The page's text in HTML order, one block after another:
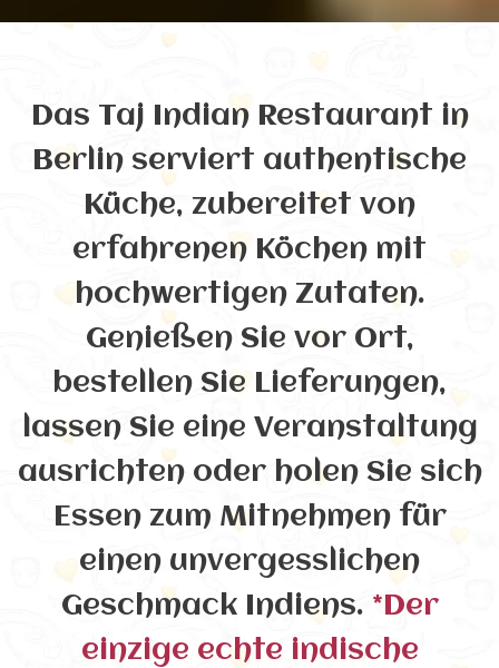
Das Taj Indian Restaurant in
Berlin serviert authentische
Küche, zubereitet von
erfahrenen Köchen mit
hochwertigen Zutaten.
Genießen Sie vor Ort,
bestellen Sie Lieferungen,
lassen Sie eine Veranstaltung
ausrichten oder holen Sie sich
Essen zum Mitnehmen für
einen unvergesslichen
Geschmack Indiens. *Der
einzige echte indische